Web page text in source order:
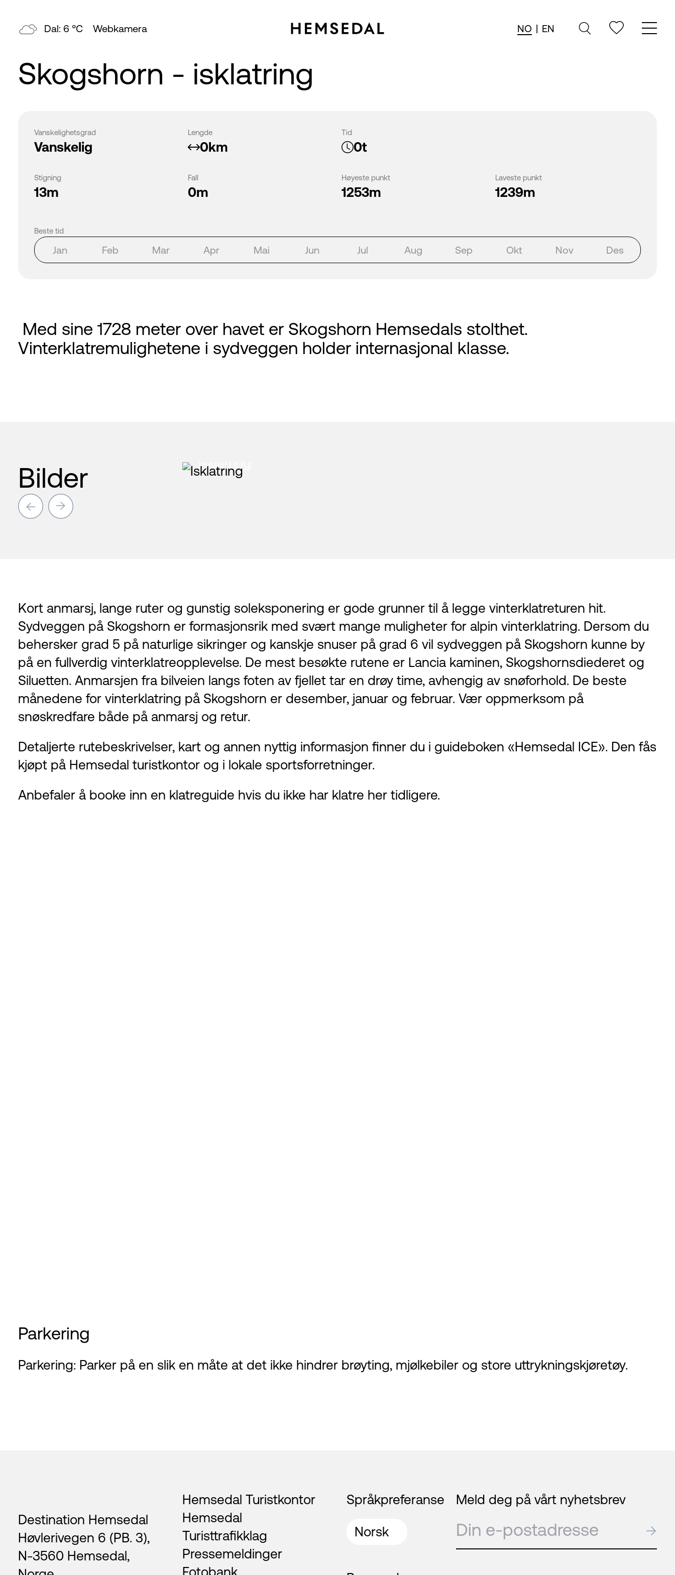
Dal: 6 °C Webkamera NO | EN
Skogshorn - isklatring
Vanskelighetsgrad
Vanskelig
Lengde
0km
Tid
0t
Stigning
13m
Fall
0m
Høyeste punkt
1253m
Laveste punkt
1239m
Beste tid
Jan Feb Mar Apr Mai Jun Jul Aug Sep Okt Nov Des
Med sine 1728 meter over havet er Skogshorn Hemsedals stolthet.
Vinterklatremulighetene i syd­veggen holder internasjonal klasse.
Bilder
→ →
Isklatring
Kort anmarsj, lange ruter og gunstig soleksponering er gode grunner til å legge vinterklatreturen hit.
Sydveggen på Skogshorn er formasjonsrik med svært mange muligheter for alpin vinterklatring. Dersom du
behersker grad 5 på naturlige sikringer og kanskje snuser på grad 6 vil sydveggen på Skogshorn kunne by
på en fullverdig vinterklatreopplevelse. De mest besøkte rutene er Lancia kaminen, Skogshornsdiederet og
Siluetten. Anmarsjen fra bilveien langs foten av fjellet tar en drøy time, avhengig av snøforhold. De beste
månedene for vinterklatring på Skogshorn er desember, januar og februar. Vær oppmerksom på
snøskredfare både på anmarsj og retur.
Detaljerte rutebeskrivelser, kart og annen nyttig informasjon finner du i guideboken «Hemsedal ICE». Den fås
kjøpt på Hemsedal turistkontor og i lokale sportsforretninger.
Anbefaler å booke inn en klatreguide hvis du ikke har klatre her tidligere.
Parkering
Parkering: Parker på en slik en måte at det ikke hindrer brøyting, mjølkebiler og store uttrykningskjøretøy.
Destination Hemsedal
Høvlerivegen 6 (PB. 3),
N-3560 Hemsedal,
Hemsedal Turistkontor
Hemsedal
Turisttrafikklag
Pressemeldinger
Språkpreferanse
Meld deg på vårt nyhetsbrev
E-post
→